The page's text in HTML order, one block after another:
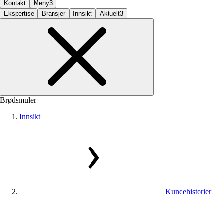
Kontakt
Meny3
Ekspertise
Bransjer Innsikt Aktuelt3
Brødsmuler
Innsikt
Kundehistorier